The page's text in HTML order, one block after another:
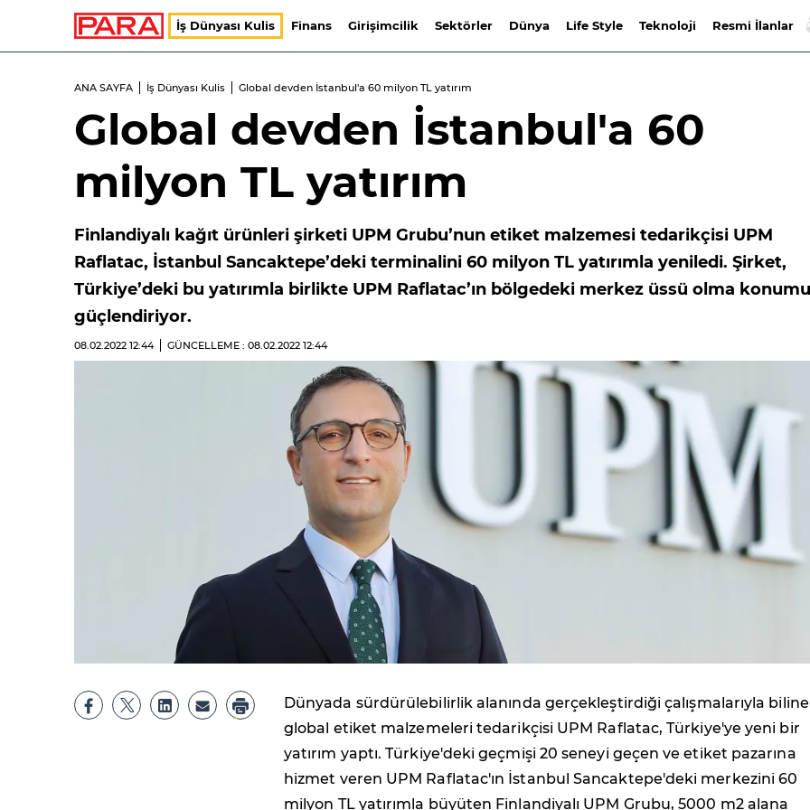
İş Dünyası Kulis Finans Girişimcilik Sektörler Dünya Life Style Teknoloji Resmi İlanlar
ANA SAYFA İş Dünyası Kulis Global devden İstanbul'a 60 milyon TL yatırım
Global devden İstanbul'a 60
milyon TL yatırım
Finlandiyalı kağıt ürünleri şirketi UPM Grubu’nun etiket malzemesi tedarikçisi UPM
Raflatac, İstanbul Sancaktepe’deki terminalini 60 milyon TL yatırımla yeniledi. Şirket,
Türkiye’deki bu yatırımla birlikte UPM Raflatac’ın bölgedeki merkez üssü olma
güçlendiriyor.
08.02.2022 12:44 GÜNCELLEME : 08.02.2022 12:44
Dünyada sürdürülebilirlik alanında gerçekleştirdiği çalışmalarıyla
global etiket malzemeleri tedarikçisi UPM Raflatac, Türkiye'ye yeni bir
yatırım yaptı. Türkiye'deki geçmişi 20 seneyi geçen ve etiket pazarına
hizmet veren UPM Raflatac'ın İstanbul Sancaktepe'deki merkezini 60
milyon TL yatırımla büyüten Finlandiyalı UPM Grubu, 5000 m2 alana